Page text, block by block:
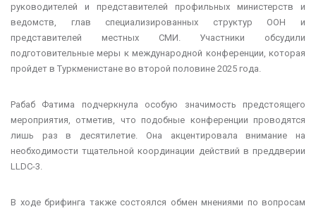
руководителей и представителей профильных министерств и
ведомств, глав специализированных структур ООН и
представителей местных СМИ. Участники обсудили
подготовительные меры к международной конференции, которая
пройдет в Туркменистане во второй половине 2025 года.
Рабаб Фатима подчеркнула особую значимость предстоящего
мероприятия, отметив, что подобные конференции проводятся
лишь раз в десятилетие. Она акцентировала внимание на
необходимости тщательной координации действий в преддверии
LLDC-3.
В ходе брифинга также состоялся обмен мнениями по вопросам